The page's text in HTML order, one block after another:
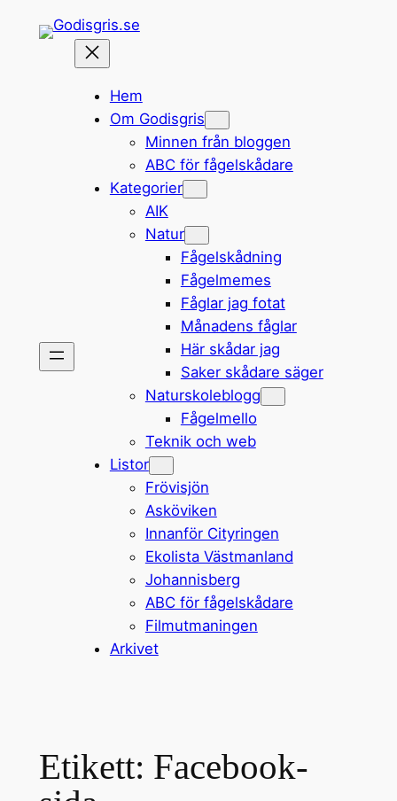
Hem
Om Godisgris
Minnen från bloggen
ABC för fågelskådare
Kategorier
AIK
Natur
Fågelskådning
Fågelmemes
Fåglar jag fotat
Månadens fåglar
Här skådar jag
Saker skådare säger
Naturskoleblogg
Fågelmello
Teknik och web
Listor
Frövisjön
Asköviken
Innanför Cityringen
Ekolista Västmanland
Johannisberg
ABC för fågelskådare
Filmutmaningen
Arkivet
Etikett: Facebook-